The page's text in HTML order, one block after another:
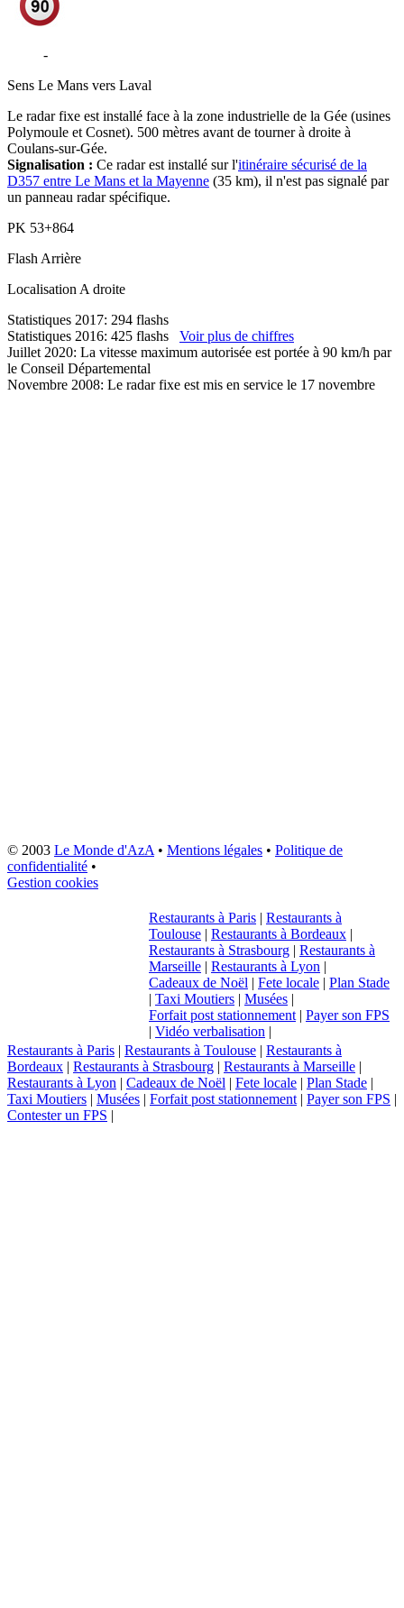
-
Sens Le Mans vers Laval
Le radar fixe est installé face à la zone industrielle de la Gée (usines
Polymoule et Cosnet). 500 mètres avant de tourner à droite à
Coulans-sur-Gée.
Signalisation : Ce radar est installé sur l'itinéraire sécurisé de la
D357 entre Le Mans et la Mayenne (35 km), il n'est pas signalé par
un panneau radar spécifique.
PK 53+864
Flash Arrière
Localisation A droite
Statistiques 2017: 294 flashs
Statistiques 2016: 425 flashs Voir plus de chiffres
Juillet 2020: La vitesse maximum autorisée est portée à 90 km/h par
le Conseil Départemental
Novembre 2008: Le radar fixe est mis en service le 17 novembre
© 2003 Le Monde d'AzA • Mentions légales • Politique de
confidentialité •
Gestion cookies
Restaurants à Paris | Restaurants à
Toulouse | Restaurants à Bordeaux |
Restaurants à Strasbourg | Restaurants à
Marseille | Restaurants à Lyon |
Cadeaux de Noël | Fete locale | Plan Stade
| Taxi Moutiers | Musées |
Forfait post stationnement | Payer son FPS
| Vidéo verbalisation |
Restaurants à Paris | Restaurants à Toulouse | Restaurants à
Bordeaux | Restaurants à Strasbourg | Restaurants à Marseille |
Restaurants à Lyon | Cadeaux de Noël | Fete locale | Plan Stade |
Taxi Moutiers | Musées | Forfait post stationnement | Payer son FPS |
Contester un FPS |